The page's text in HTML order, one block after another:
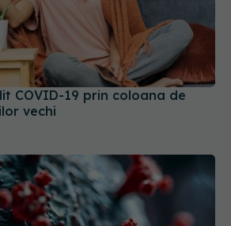
COVID-19 prin coloana de
vechi